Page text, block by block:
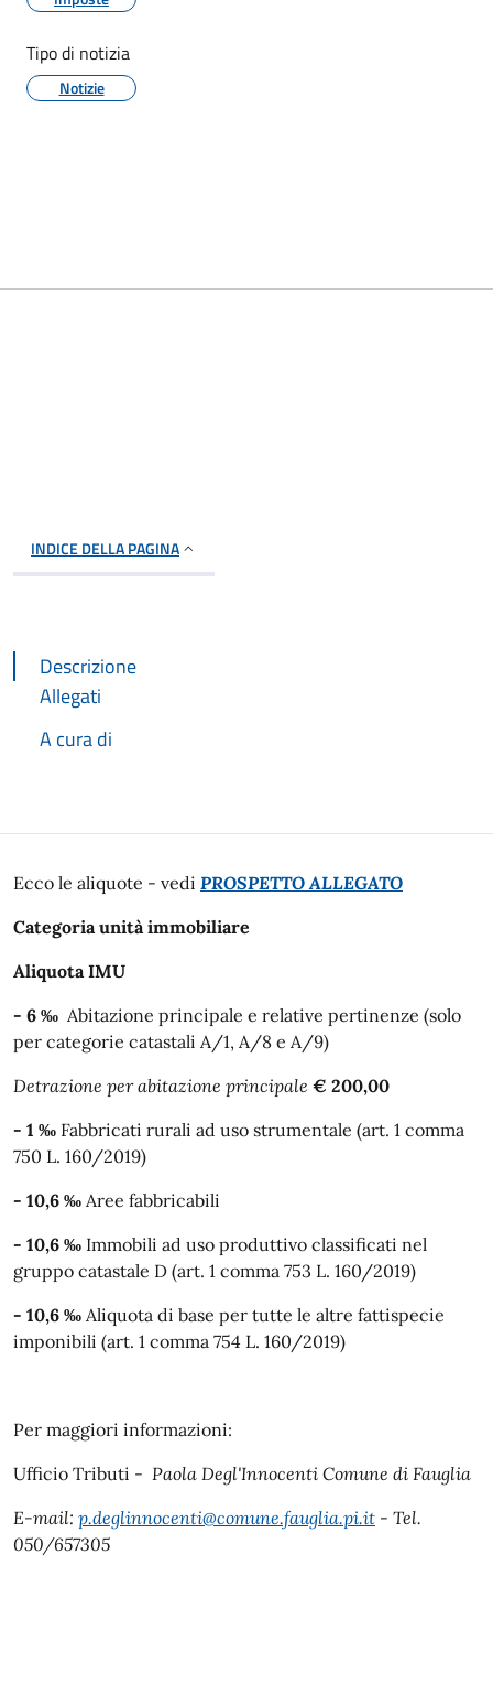
Tipo di notizia
Notizie
INDICE DELLA PAGINA
Descrizione
Allegati
A cura di
Descrizione
Ecco le aliquote - vedi PROSPETTO ALLEGATO
Categoria unità immobiliare
Aliquota IMU
- 6 ‰ Abitazione principale e relative pertinenze (solo
per categorie catastali A/1, A/8 e A/9)
Detrazione per abitazione principale € 200,00
- 1 ‰ Fabbricati rurali ad uso strumentale (art. 1 comma
750 L. 160/2019)
- 10,6 ‰ Aree fabbricabili
- 10,6 ‰ Immobili ad uso produttivo classificati nel
gruppo catastale D (art. 1 comma 753 L. 160/2019)
- 10,6 ‰ Aliquota di base per tutte le altre fattispecie
imponibili (art. 1 comma 754 L. 160/2019)
Per maggiori informazioni:
Ufficio Tributi - Paola Degl'Innocenti Comune di Fauglia
E-mail: p.deglinnocenti@comune.fauglia.pi.it - Tel.
050/657305